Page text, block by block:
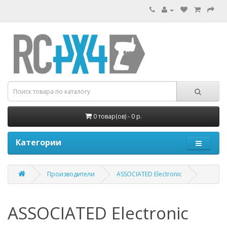
0 товар(ов) - 0 р.
Категории
Производители ASSOCIATED Electronic
ASSOCIATED Electronic